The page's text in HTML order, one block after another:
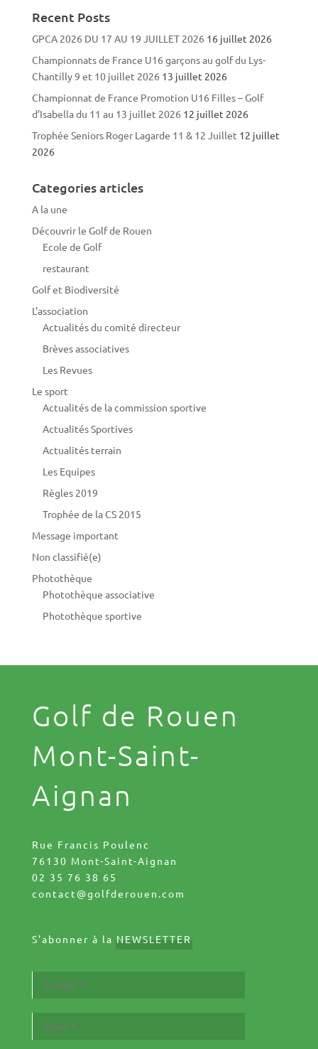
Recent Posts
GPCA 2026 DU 17 AU 19 JUILLET 2026 16 juillet 2026
Championnats de France U16 garçons au golf du Lys-
Chantilly 9 et 10 juillet 2026 13 juillet 2026
Championnat de France Promotion U16 Filles – Golf
d’Isabella du 11 au 13 juillet 2026 12 juillet 2026
Trophée Seniors Roger Lagarde 11 & 12 Juillet 12 juillet
2026
Categories articles
A la une
Découvrir le Golf de Rouen
Ecole de Golf
restaurant
Golf et Biodiversité
L'association
Actualités du comité directeur
Brèves associatives
Les Revues
Le sport
Actualités de la commission sportive
Actualités Sportives
Actualités terrain
Les Equipes
Règles 2019
Trophée de la CS 2015
Message important
Non classifié(e)
Photothèque
Photothèque associative
Photothèque sportive
Golf de Rouen
Mont-Saint-
Aignan
Rue Francis Poulenc
76130 Mont-Saint-Aignan
02 35 76 38 65
contact@golfderouen.com
S'abonner à la NEWSLETTER